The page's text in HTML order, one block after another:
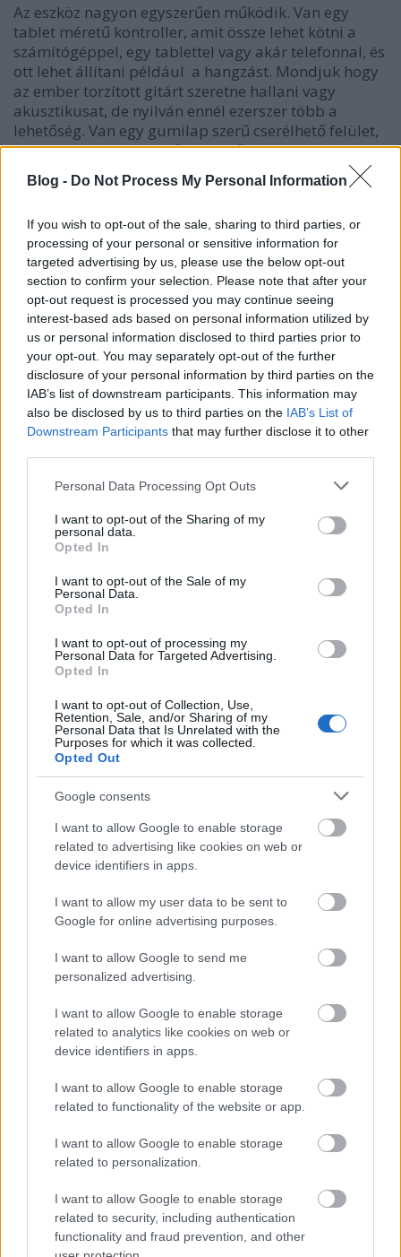
Blog - Do Not Process My Personal Information
If you wish to opt-out of the sale, sharing to third parties, or
processing of your personal or sensitive information for
targeted advertising by us, please use the below opt-out
section to confirm your selection. Please note that after your
opt-out request is processed you may continue seeing
interest-based ads based on personal information utilized by
us or personal information disclosed to third parties prior to
your opt-out. You may separately opt-out of the further
disclosure of your personal information by third parties on the
IAB’s list of downstream participants. This information may
also be disclosed by us to third parties on the IAB’s List of
Downstream Participants that may further disclose it to other
Please note that this website/app uses one or more Google
not limited to your visit or usage behaviour. You may click to
grant or deny consent to Google and its third-party tags to
use your data for below specified purposes in below Google
consent section.
Personal Data Processing Opt Outs
I want to opt-out of the Sharing of my
personal data.
Opted In
I want to opt-out of the Sale of my
Personal Data.
Opted In
I want to opt-out of processing my
Personal Data for Targeted Advertising.
Opted In
I want to opt-out of Collection, Use,
Retention, Sale, and/or Sharing of my
Personal Data that Is Unrelated with the
Purposes for which it was collected.
Opted Out
Google consents
I want to allow Google to enable storage
related to advertising like cookies on web or
device identifiers in apps.
I want to allow my user data to be sent to
Google for online advertising purposes.
I want to allow Google to send me
personalized advertising.
I want to allow Google to enable storage
related to analytics like cookies on web or
device identifiers in apps.
I want to allow Google to enable storage
related to functionality of the website or app.
I want to allow Google to enable storage
related to personalization.
I want to allow Google to enable storage
related to security, including authentication
functionality and fraud prevention, and other
Az eszköz nagyon egyszerűen működik. Van egy
tablet méretű kontroller, amit össze lehet kötni a
számítógéppel, egy tablettel vagy akár telefonnal, és
ott lehet állítani például a hangzást. Mondjuk hogy
az ember torzított gitárt szeretne hallani vagy
akusztikusat, de nyilván ennél ezerszer több a
lehetőség. Van egy gumilap szerű cserélhető felület,
ezek pedig a különböző jellemzőket adják. Például,
szólaljon meg. Az alkalmazás automatikusan
azonnal vált vagyis “dalszerzés” közben is lehet
váltogatni a felületeteket. Természetesen az
elkészült műveket fel is lehet venni. Mondjuk így:
Pascal Joguet alkotta meg azt a Lemour kontrollert,
amit többek között a Led Zeppelin, a Nine Inch Nails,
fejéből pattant ki a Joué ötlete is azzal az
elgondolással, hogy élvezetesebbé teszik a
hangszeres tanulást, és hogy akár úgy is lehessen
valakinek sikerélménye, hogy előtte nem kell évekig
zongoraleckéket vennie. Természetesen gitárvirtuóz
nem valószínű, hogy ettől az eszköztől lesz az ember,
viszont még gitárvirtuózoknak is izgalmas lehet,
mikor éppen kísérletezgetni akarnak.
Mi Las Vegasban a CES konferencián próbáltuk ki
hamar egyértelművé vált, hogy ha letesznek két